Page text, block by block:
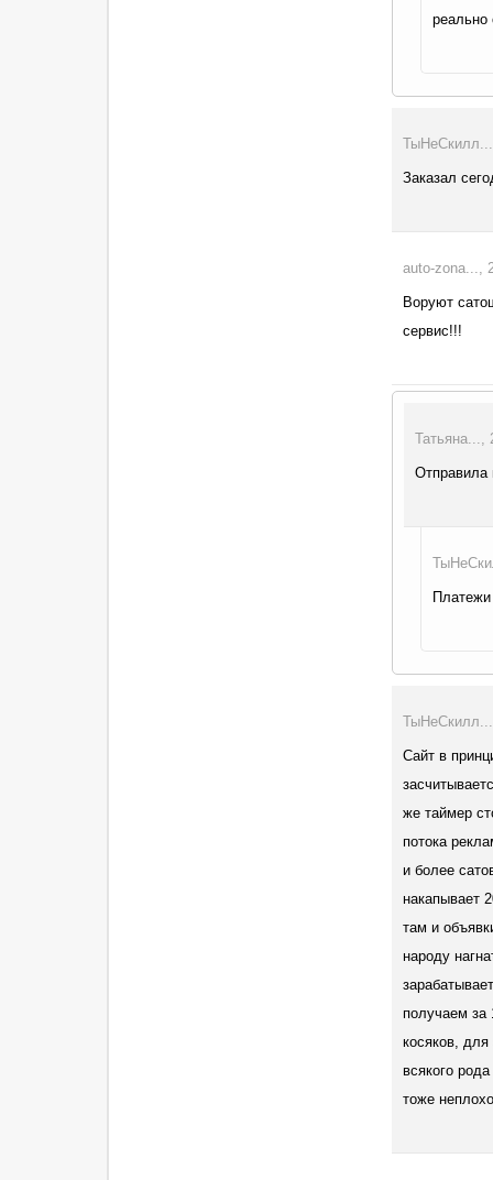
реально
Заказал
auto-zona...,
Воруют
сервис!!!
Татьяна...,
Отправила
Сайт в
же таймер
потока
и более
накапывает
там и
народу
получаем за
косяков,
всякого
тоже